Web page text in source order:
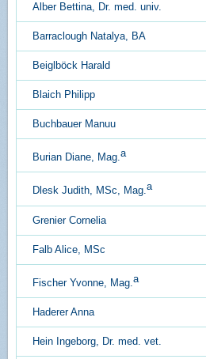
Alber Bettina, Dr. med. univ.
Barraclough Natalya, BA
Beiglböck Harald
Blaich Philipp
Buchbauer Manuu
Burian Diane, Mag.a
Dlesk Judith, MSc, Mag.a
Grenier Cornelia
Falb Alice, MSc
Fischer Yvonne, Mag. a
Haderer Anna
Hein Ingeborg, Dr. med. vet.